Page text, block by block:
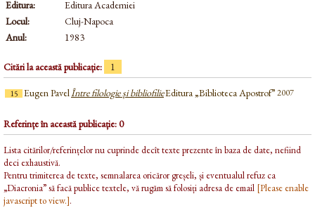
Editura:
Editura Academiei
Locul:
Cluj-Napoca
Anul:
1983
Citări la această publicație: 1
15 Eugen PavelÎntre filologie și bibliofilieEditura „Biblioteca Apostrof”2007
Referințe în această publicație: 0
Lista citărilor/referințelor nu cuprinde decît texte prezente în baza de date, nefiind
deci exhaustivă.
Pentru trimiterea de texte, semnalarea oricăror greșeli, și eventualul refuz ca
„Diacronia” să facă publice textele, vă rugăm să folosiți adresa de email [Please enable
javascript to view.].